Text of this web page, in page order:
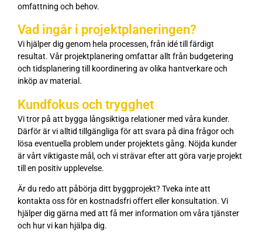
omfattning och behov.
Vad ingår i projektplaneringen?
Vi hjälper dig genom hela processen, från idé till färdigt
resultat. Vår projektplanering omfattar allt från budgetering
och tidsplanering till koordinering av olika hantverkare och
inköp av material.
Kundfokus och trygghet
Vi tror på att bygga långsiktiga relationer med våra kunder.
Därför är vi alltid tillgängliga för att svara på dina frågor och
lösa eventuella problem under projektets gång. Nöjda kunder
är vårt viktigaste mål, och vi strävar efter att göra varje projekt
till en positiv upplevelse.
Är du redo att påbörja ditt byggprojekt? Tveka inte att
kontakta oss för en kostnadsfri offert eller konsultation. Vi
hjälper dig gärna med att få mer information om våra tjänster
och hur vi kan hjälpa dig.